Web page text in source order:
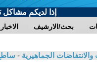
إذا لديكم مشاكل
الاخبار بحث/الارشيف
والانتفاضات الجماهيرية -